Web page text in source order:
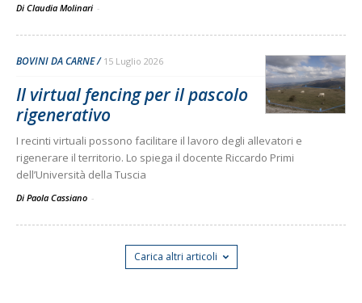
Di Claudia Molinari -
BOVINI DA CARNE 15 Luglio 2026
Il virtual fencing per il pascolo
rigenerativo
I recinti virtuali possono facilitare il lavoro degli allevatori e
rigenerare il territorio. Lo spiega il docente Riccardo Primi
dell’Università della Tuscia
Di Paola Cassiano -
Carica altri articoli